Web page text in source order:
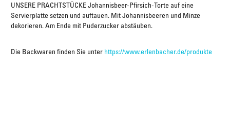
UNSERE PRACHTSTÜCKE Johannisbeer-Pfirsich-Torte auf eine
Servierplatte setzen und auftauen. Mit Johannisbeeren und Minze
dekorieren. Am Ende mit Puderzucker abstäuben.
Die Backwaren finden Sie unter https://www.erlenbacher.de/produkte